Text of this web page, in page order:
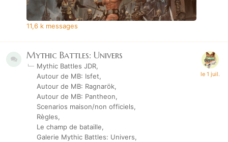
11,6 k messages
Mythic Battles: Univers
Mythic Battles JDR
Autour de MB: Isfet
Autour de MB: Ragnarök
Autour de MB: Pantheon
Scenarios maison/non officiels
Règles
Le champ de bataille
Galerie Mythic Battles: Univers